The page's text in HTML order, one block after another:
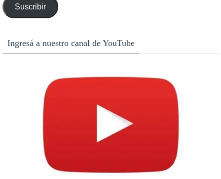
emailSuscribir
Ingresá a nuestro canal de YouTube